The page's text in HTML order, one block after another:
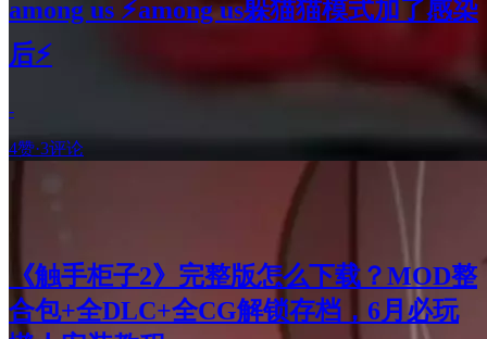
among us ⚡️among us躲猫猫模式加了感染
后⚡️
-
4赞·3评论
《触手柜子2》完整版怎么下载？MOD整
合包+全DLC+全CG解锁存档，6月必玩